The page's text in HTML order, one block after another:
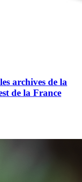
archives de la
de la France